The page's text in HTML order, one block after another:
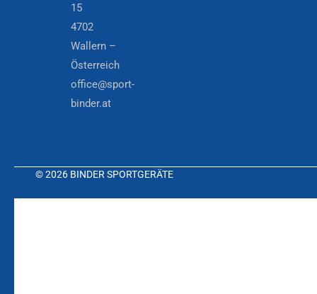
15
4702
Wallern –
Österreich
office@sport-
binder.at
© 2026 BINDER SPORTGERÄTE